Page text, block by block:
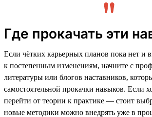
Где прокачать эти
Если чётких карьерных планов пока нет и
к постепенным изменениям, начните с
литературы или блогов наставников,
самостоятельной прокачки навыков. Если
перейти от теории к практике — стоит
новые методики можно внедрять уже в